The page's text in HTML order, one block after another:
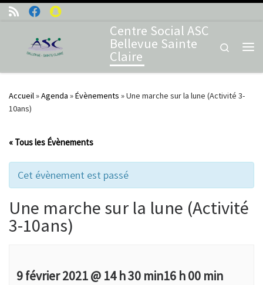
Skip to content
Centre Social ASC
Bellevue Sainte
Claire
Search
Accueil»Agenda »Évènements »Une marche sur la lune (Activité 3-
10ans)
« Tous les Évènements
Cet évènement est passé
Une marche sur la lune (Activité
3-10ans)
9 février 2021 @ 14 h 30 min16 h 00 min